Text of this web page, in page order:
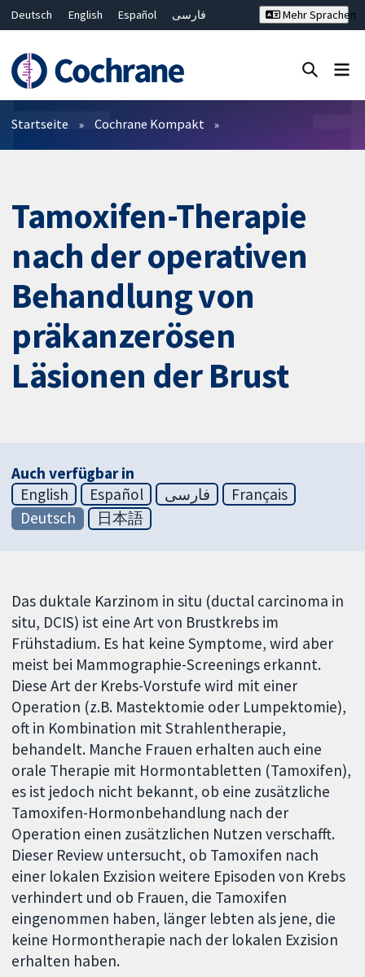
Deutsch English Español
فارسی
Bahasa Malaysia
ไทย
繁體中文
简体中文
Mehr Sprachen
Filter
Startseite Cochrane Kompakt
Tamoxifen-Therapie
nach der operativen
Behandlung von
präkanzerösen
Läsionen der Brust
Auch verfügbar in
English
Español فارسی
Français
Deutsch
日本語
Das duktale Karzinom in situ (ductal carcinoma in
situ, DCIS) ist eine Art von Brustkrebs im
Frühstadium. Es hat keine Symptome, wird aber
meist bei Mammographie-Screenings erkannt.
Diese Art der Krebs-Vorstufe wird mit einer
Operation (z.B. Mastektomie oder Lumpektomie),
oft in Kombination mit Strahlentherapie,
behandelt. Manche Frauen erhalten auch eine
orale Therapie mit Hormontabletten (Tamoxifen),
es ist jedoch nicht bekannt, ob eine zusätzliche
Tamoxifen-Hormonbehandlung nach der
Operation einen zusätzlichen Nutzen verschafft.
Dieser Review untersucht, ob Tamoxifen nach
einer lokalen Exzision weitere Episoden von Krebs
verhindert und ob Frauen, die Tamoxifen
eingenommen haben, länger lebten als jene, die
keine Hormontherapie nach der lokalen Exzision
erhalten haben.